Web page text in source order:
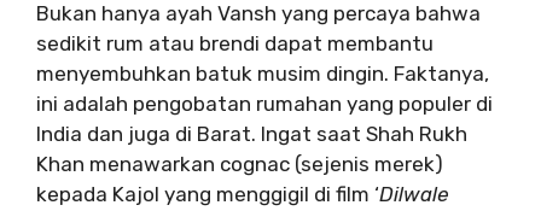
Bukan hanya ayah Vansh yang percaya bahwa
sedikit rum atau brendi dapat membantu
menyembuhkan batuk musim dingin. Faktanya,
ini adalah pengobatan rumahan yang populer di
India dan juga di Barat. Ingat saat Shah Rukh
Khan menawarkan cognac (sejenis merek)
kepada Kajol yang menggigil di film ‘Dilwale